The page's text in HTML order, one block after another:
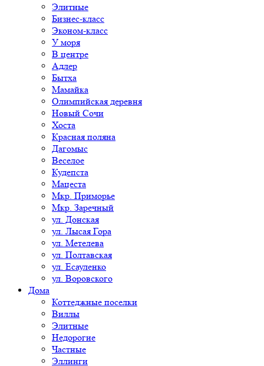
Элитные
Бизнес-класс
Эконом-класс
У моря
В центре
Адлер
Бытха
Мамайка
Олимпийская деревня
Новый Сочи
Хоста
Красная поляна
Дагомыс
Веселое
Кудепста
Мацеста
Мкр. Приморье
Мкр. Заречный
ул. Донская
ул. Лысая Гора
ул. Метелева
ул. Полтавская
ул. Есауленко
ул. Воровского
Дома
Коттеджные поселки
Виллы
Элитные
Недорогие
Частные
Эллинги